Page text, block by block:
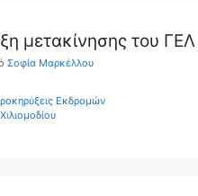
μετακίνησης του ΓΕΛ
Σοφία Μαρκέλλου
Εκδρομών